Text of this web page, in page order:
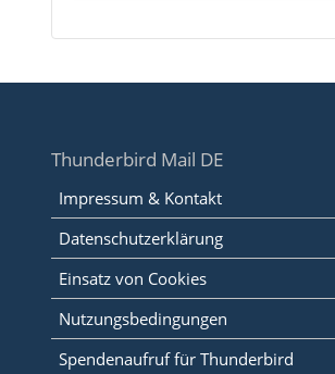
Thunderbird Mail DE
Impressum & Kontakt
Datenschutzerklärung
Einsatz von Cookies
Nutzungsbedingungen
Spendenaufruf für Thunderbird